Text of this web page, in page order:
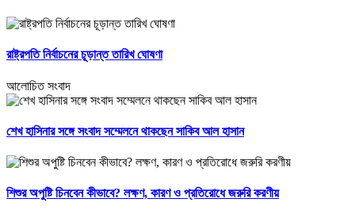
রাষ্ট্রপতি নির্বাচনের চূড়ান্ত তারিখ ঘোষণা
আলোচিত সংবাদ
শেখ হাসিনার সঙ্গে সংবাদ সম্মেলনে থাকছেন সাকিব আল হাসান
শিশুর অপুষ্টি চিনবেন কীভাবে? লক্ষণ, কারণ ও প্রতিরোধে জরুরি করণীয়